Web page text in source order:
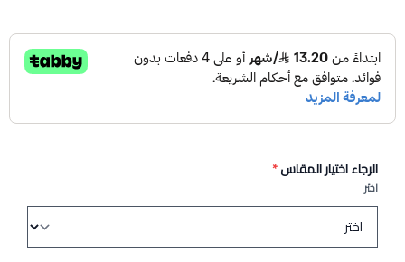
الرجاء اختيار المقاس*
اختر